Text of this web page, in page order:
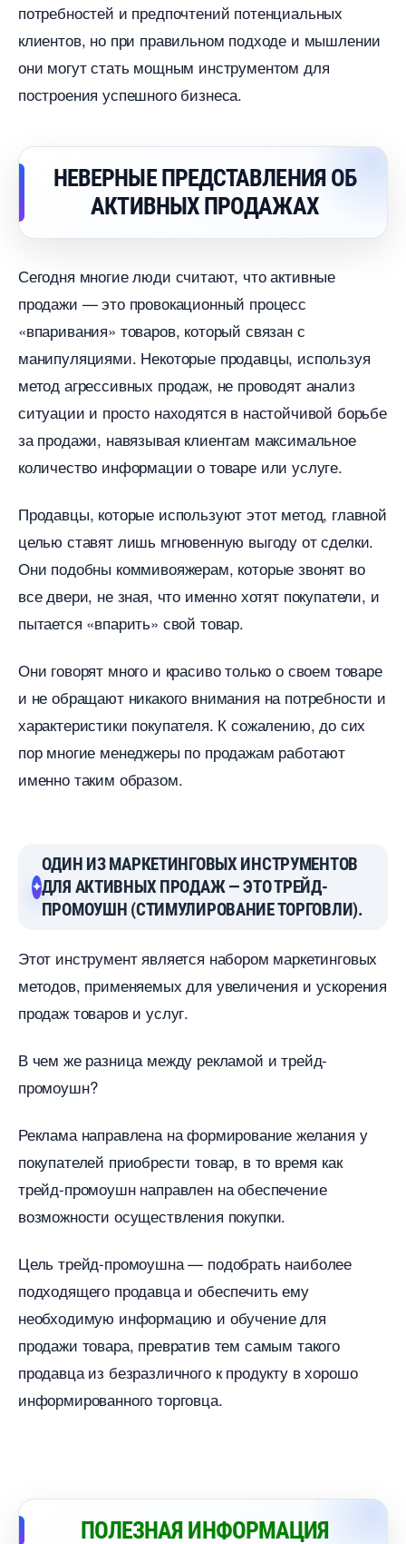
потребностей и предпочтений потенциальных
клиентов, но при правильном подходе и мышлении
они могут стать мощным инструментом для
построения успешного бизнеса.
НЕВЕРНЫЕ ПРЕДСТАВЛЕНИЯ ОБ
АКТИВНЫХ ПРОДАЖАХ
Сегодня многие люди считают, что активные
продажи — это провокационный процесс
«впаривания» товаров, который связан с
манипуляциями. Некоторые продавцы, используя
метод агрессивных продаж, не проводят анализ
ситуации и просто находятся в настойчивой борьбе
за продажи, навязывая клиентам максимальное
количество информации о товаре или услуге.
Продавцы, которые используют этот метод, главной
целью ставят лишь мгновенную выгоду от сделки.
Они подобны коммивояжерам, которые звонят во
се двери, не зная, что именно хотят покупатели, и
пытается «впарить» свой товар.
Они говорят много и красиво только о своем товаре
и не обращают никакого внимания на потребности и
характеристики покупателя. К сожалению, до сих
пор многие менеджеры по продажам работают
именно таким образом.
ОДИН ИЗ МАРКЕТИНГОВЫХ ИНСТРУМЕНТО
ДЛЯ АКТИВНЫХ ПРОДАЖ — ЭТО ТРЕЙД-
ПРОМОУШН (СТИМУЛИРОВАНИЕ ТОРГОВЛИ).
Этот инструмент является набором маркетинговых
методов, применяемых для увеличения и ускорения
продаж товаров и услуг.
чем же разница между рекламой и трейд-
промоушн?
Реклама направлена на формирование желания у
покупателей приобрести товар, в то время как
трейд-промоушн направлен на обеспечение
озможности осуществления покупки.
Цель трейд-промоушна — подобрать наиболее
подходящего продавца и обеспечить ему
необходимую информацию и обучение для
продажи товара, превратив тем самым такого
продавца из безразличного к продукту в хорошо
информированного торговца.
ПОЛЕЗНАЯ ИНФОРМАЦИЯ